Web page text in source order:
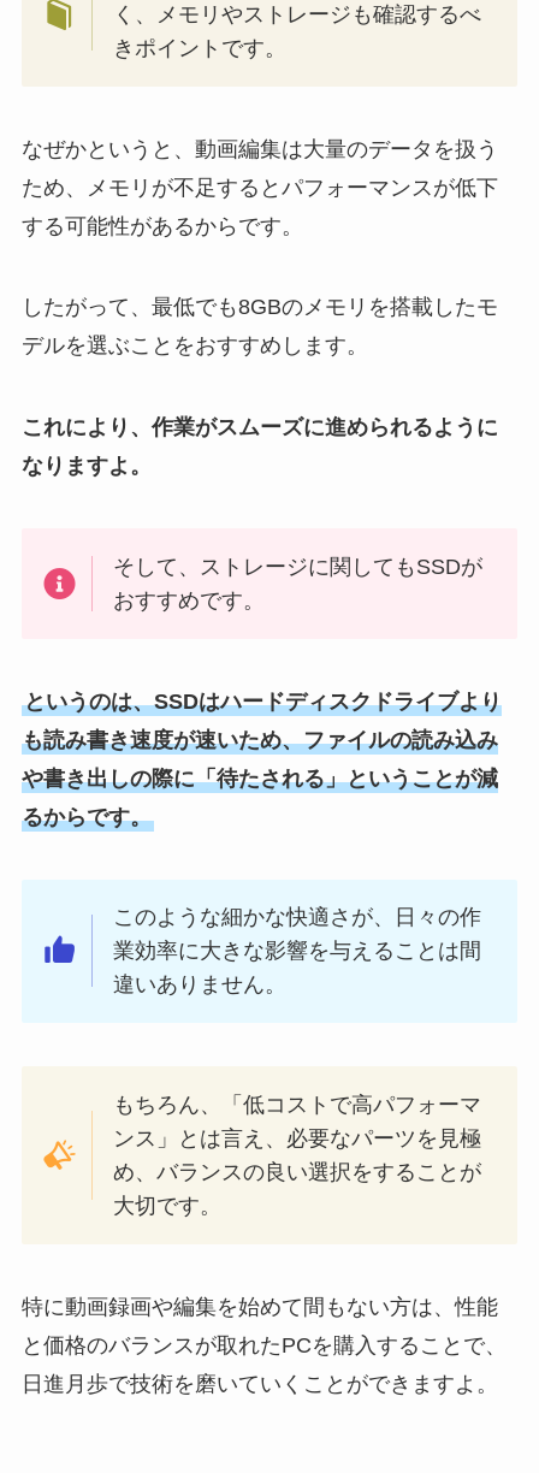
く、メモリやストレージも確認するべ
きポイントです。
なぜかというと、動画編集は大量のデータを扱う
ため、メモリが不足するとパフォーマンスが低下
する可能性があるからです。
したがって、最低でも8GBのメモリを搭載したモ
デルを選ぶことをおすすめします。
これにより、作業がスムーズに進められるように
なりますよ。
そして、ストレージに関してもSSDが
おすすめです。
というのは、SSDはハードディスクドライブより
も読み書き速度が速いため、ファイルの読み込み
や書き出しの際に「待たされる」ということが減
るからです。
このような細かな快適さが、日々の作
業効率に大きな影響を与えることは間
違いありません。
もちろん、「低コストで高パフォーマ
ンス」とは言え、必要なパーツを見極
め、バランスの良い選択をすることが
大切です。
特に動画録画や編集を始めて間もない方は、性能
と価格のバランスが取れたPCを購入することで、
日進月歩で技術を磨いていくことができますよ。